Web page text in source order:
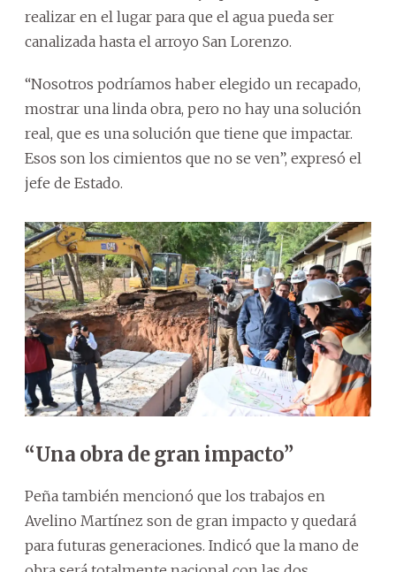
realizar en el lugar para que el agua pueda ser
canalizada hasta el arroyo San Lorenzo.
“Nosotros podríamos haber elegido un recapado,
mostrar una linda obra, pero no hay una solución
real, que es una solución que tiene que impactar.
Esos son los cimientos que no se ven”, expresó el
jefe de Estado.
“Una obra de gran impacto”
Peña también mencionó que los trabajos en
Avelino Martínez son de gran impacto y quedará
para futuras generaciones. Indicó que la mano de